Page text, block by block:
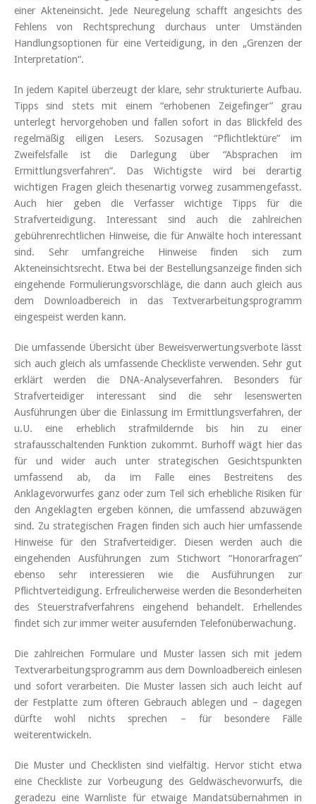
einer Akteneinsicht. Jede Neuregelung schafft angesichts des
Fehlens von Rechtsprechung durchaus unter Umständen
Handlungsoptionen für eine Verteidigung, in den „Grenzen der
Interpretation“.
In jedem Kapitel überzeugt der klare, sehr strukturierte Aufbau.
Tipps sind stets mit einem “erhobenen Zeigefinger” grau
unterlegt hervorgehoben und fallen sofort in das Blickfeld des
regelmäßig eiligen Lesers. Sozusagen “Pflichtlektüre” im
Zweifelsfalle ist die Darlegung über “Absprachen im
Ermittlungsverfahren”. Das Wichtigste wird bei derartig
wichtigen Fragen gleich thesenartig vorweg zusammengefasst.
Auch hier geben die Verfasser wichtige Tipps für die
Strafverteidigung. Interessant sind auch die zahlreichen
gebührenrechtlichen Hinweise, die für Anwälte hoch interessant
sind. Sehr umfangreiche Hinweise finden sich zum
Akteneinsichtsrecht. Etwa bei der Bestellungsanzeige finden sich
eingehende Formulierungsvorschläge, die dann auch gleich aus
dem Downloadbereich in das Textverarbeitungsprogramm
eingespeist werden kann.
Die umfassende Übersicht über Beweisverwertungsverbote lässt
sich auch gleich als umfassende Checkliste verwenden. Sehr gut
erklärt werden die DNA-Analyseverfahren. Besonders für
Strafverteidiger interessant sind die sehr lesenswerten
Ausführungen über die Einlassung im Ermittlungsverfahren, der
u.U. eine erheblich strafmildernde bis hin zu einer
strafausschaltenden Funktion zukommt. Burhoff wägt hier das
für und wider auch unter strategischen Gesichtspunkten
umfassend ab, da im Falle eines Bestreitens des
Anklagevorwurfes ganz oder zum Teil sich erhebliche Risiken für
den Angeklagten ergeben können, die umfassend abzuwägen
sind. Zu strategischen Fragen finden sich auch hier umfassende
Hinweise für den Strafverteidiger. Diesen werden auch die
eingehenden Ausführungen zum Stichwort “Honorarfragen”
ebenso sehr interessieren wie die Ausführungen zur
Pflichtverteidigung. Erfreulicherweise werden die Besonderheiten
des Steuerstrafverfahrens eingehend behandelt. Erhellendes
findet sich zur immer weiter ausufernden Telefonüberwachung.
Die zahlreichen Formulare und Muster lassen sich mit jedem
Textverarbeitungsprogramm aus dem Downloadbereich einlesen
und sofort verarbeiten. Die Muster lassen sich auch leicht auf
der Festplatte zum öfteren Gebrauch ablegen und – dagegen
dürfte wohl nichts sprechen – für besondere Fälle
weiterentwickeln.
Die Muster und Checklisten sind vielfältig. Hervor sticht etwa
eine Checkliste zur Vorbeugung des Geldwäschevorwurfs, die
geradezu eine Warnliste für etwaige Mandatsübernahmen in